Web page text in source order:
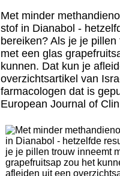
Met minder
stof in Dianabol -
bereiken? Als je je
met een glas
kunnen. Dat kun je
overzichtsartikel van
farmacologen dat is
European Journal of